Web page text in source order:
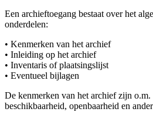
Een archieftoegang bestaat over het
onderdelen:
• Kenmerken van het archief
• Inleiding op het archief
• Inventaris of plaatsingslijst
• Eventueel bijlagen
De kenmerken van het archief zijn
beschikbaarheid, openbaarheid en